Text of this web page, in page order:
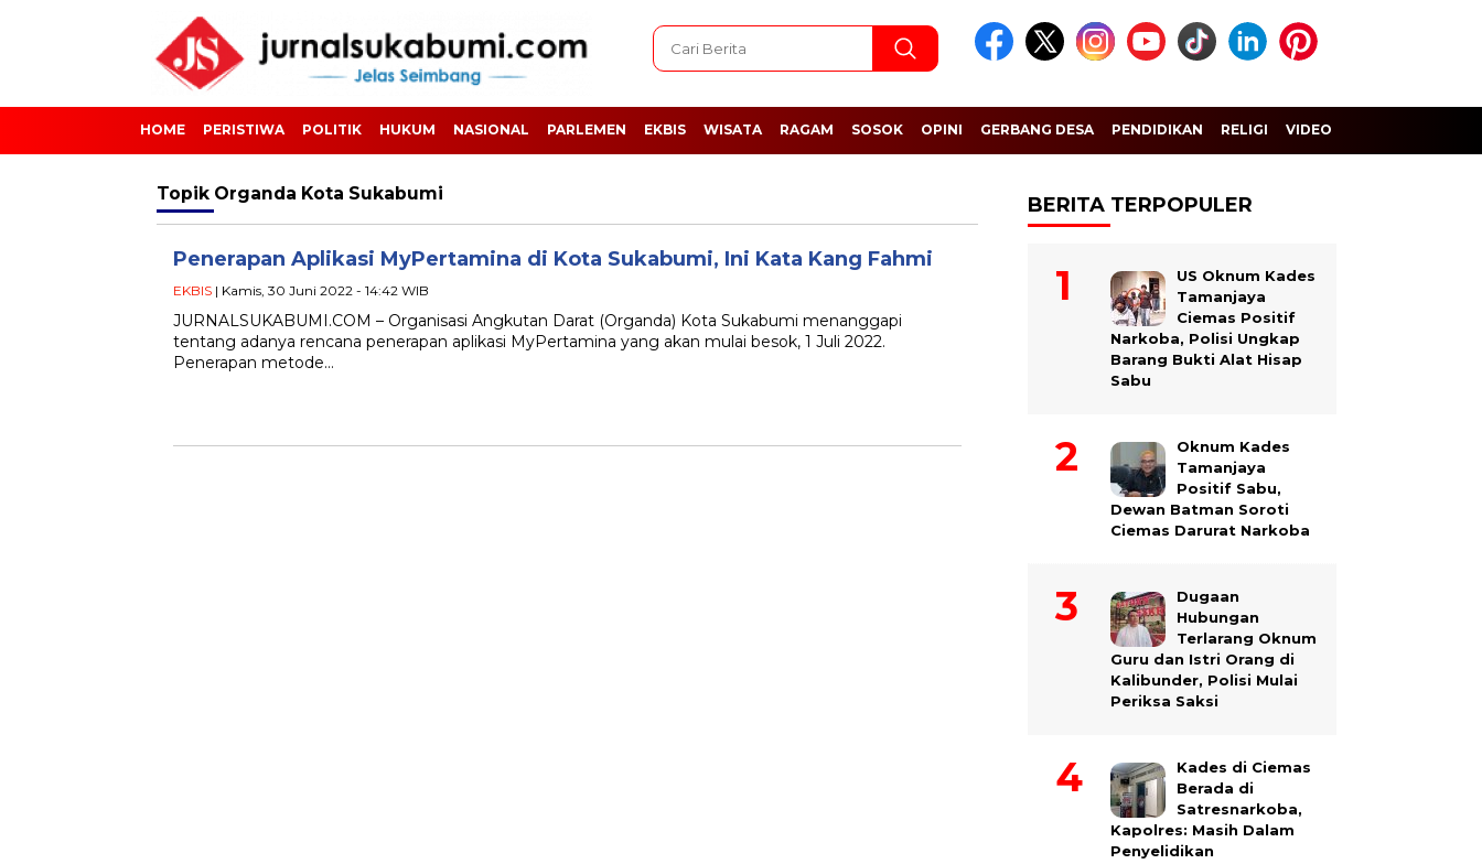
HOME PERISTIWA POLITIK HUKUM NASIONAL PARLEMEN EKBIS WISATA RAGAM SOSOK OPINI GERBANG DESA PENDIDIKAN RELIGI VIDEO
Topik Organda Kota Sukabumi
Penerapan Aplikasi MyPertamina di Kota Sukabumi, Ini Kata Kang Fahmi
EKBIS | Kamis, 30 Juni 2022 - 14:42 WIB
JURNALSUKABUMI.COM – Organisasi Angkutan Darat (Organda) Kota Sukabumi menanggapi
tentang adanya rencana penerapan aplikasi MyPertamina yang akan mulai besok, 1 Juli 2022.
Penerapan metode…
BERITA TERPOPULER
US Oknum Kades
Tamanjaya
Ciemas Positif
Narkoba, Polisi Ungkap
Barang Bukti Alat Hisap
Sabu
Oknum Kades
Tamanjaya
Positif Sabu,
Dewan Batman Soroti
Ciemas Darurat Narkoba
Dugaan
Hubungan
Terlarang Oknum
Guru dan Istri Orang di
Kalibunder, Polisi Mulai
Periksa Saksi
Kades di Ciemas
Berada di
Satresnarkoba,
Kapolres: Masih Dalam
Penyelidikan